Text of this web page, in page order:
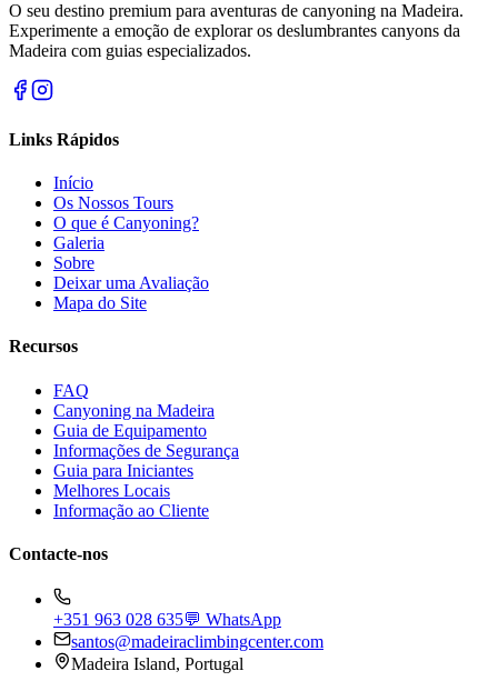
O seu destino premium para aventuras de canyoning na Madeira.
Experimente a emoção de explorar os deslumbrantes canyons da
Madeira com guias especializados.
Links Rápidos
Início
Os Nossos Tours
O que é Canyoning?
Galeria
Sobre
Deixar uma Avaliação
Mapa do Site
Recursos
FAQ
Canyoning na Madeira
Guia de Equipamento
Informações de Segurança
Guia para Iniciantes
Melhores Locais
Informação ao Cliente
Contacte-nos
+351 963 028 635💬 WhatsApp
santos@madeiraclimbingcenter.com
Madeira Island, Portugal